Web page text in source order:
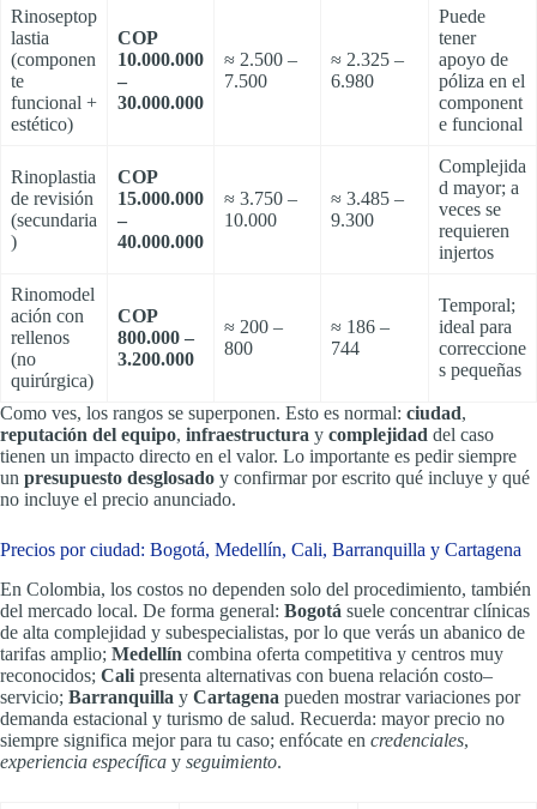
Rinoseptop
lastia
(componen
te
funcional +
estético)
COP
10.000.000
–
30.000.000
≈ 2.500 –
7.500
≈ 2.325 –
6.980
Puede
tener
apoyo de
póliza en el
component
e funcional
Rinoplastia
de revisión
(secundaria
)
COP
15.000.000
–
40.000.000
≈ 3.750 –
10.000
≈ 3.485 –
9.300
Complejida
d mayor; a
veces se
requieren
injertos
Rinomodel
ación con
rellenos
(no
quirúrgica)
COP
800.000 –
3.200.000
≈ 200 –
800
≈ 186 –
744
Temporal;
ideal para
correccione
s pequeñas
Como ves, los rangos se superponen. Esto es normal: ciudad,
reputación del equipo, infraestructura y complejidad del caso
tienen un impacto directo en el valor. Lo importante es pedir siempre
un presupuesto desglosado y confirmar por escrito qué incluye y qué
no incluye el precio anunciado.
Precios por ciudad: Bogotá, Medellín, Cali, Barranquilla y Cartagena
En Colombia, los costos no dependen solo del procedimiento, también
del mercado local. De forma general: Bogotá suele concentrar clínicas
de alta complejidad y subespecialistas, por lo que verás un abanico de
tarifas amplio; Medellín combina oferta competitiva y centros muy
reconocidos; Cali presenta alternativas con buena relación costo–
servicio; Barranquilla y Cartagena pueden mostrar variaciones por
demanda estacional y turismo de salud. Recuerda: mayor precio no
siempre significa mejor para tu caso; enfócate en credenciales,
experiencia específica y seguimiento.